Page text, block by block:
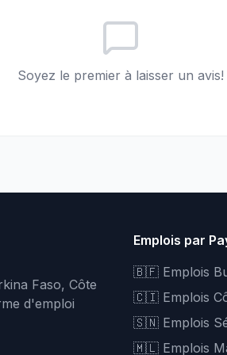
Soyez le premier à laisser un avis!
Faso, Côte
d'emploi
Emplois par
🇧🇫 Emplois
🇨🇮 Emplois
🇸🇳 Emplois
🇲🇱 Emplois